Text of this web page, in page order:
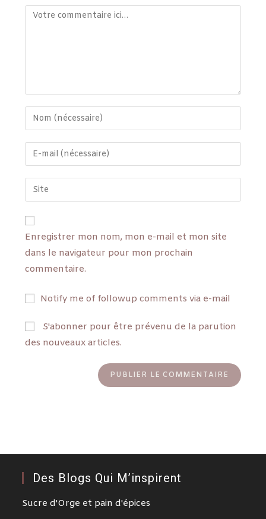
Enregistrer mon nom, mon e-mail et mon site
dans le navigateur pour mon prochain
commentaire.
Notify me of followup comments via e-mail
S'abonner pour être prévenu de la parution
des nouveaux articles.
Des Blogs Qui M’inspirent
Sucre d'Orge et pain d'épices